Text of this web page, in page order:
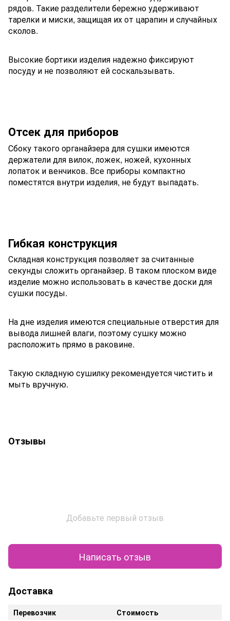
рядов. Такие разделители бережно удерживают
тарелки и миски, защищая их от царапин и случайных
сколов.
Высокие бортики изделия надежно фиксируют
посуду и не позволяют ей соскальзывать.
Отсек для приборов
Сбоку такого органайзера для сушки имеются
держатели для вилок, ложек, ножей, кухонных
лопаток и венчиков. Все приборы компактно
поместятся внутри изделия, не будут выпадать.
Гибкая конструкция
Складная конструкция позволяет за считанные
секунды сложить органайзер. В таком плоском виде
изделие можно использовать в качестве доски для
сушки посуды.
На дне изделия имеются специальные отверстия для
вывода лишней влаги, поэтому сушку можно
расположить прямо в раковине.
Такую складную сушилку рекомендуется чистить и
мыть вручную.
Отзывы
Добавьте первый отзыв
Написать отзыв
Доставка
Перевозчик Стоимость